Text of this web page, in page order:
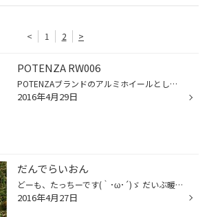
< 1 2 >
POTENZA RW006
POTENZAブランドのアルミホイールとしては、前作R5以来約16年ぶりの復活となるRW006。 RE-71Rに相対するコンペティションホイールとして、鍛造製法による軽量化と強度の両立を追求しつつ、 RE-71Rのセブングルーブにインスパイア―された3本のシングルスポークと3本のツインスポークを掛け合わせたア...
2016年4月29日
だんでらいおん
どーも、たっちーです(｀･ω･´)ゞ だいぶ暖かくなってきましたね(^o^) 日中は過ごしやすい日が多くてどこかお出かけしたく なっている今日このごろ(・∀・) そんなわけで最近は公園の芝生でごろごろするのが たまらなく気持ちいいことに気づき、マイブームとなってます(*´∀｀*) 店長には『獣かっ！』...
2016年4月27日